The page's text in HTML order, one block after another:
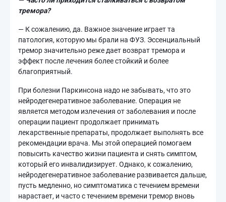
тремора?
— К сожалению, да. Важное значение играет та
патология, которую мы брали на ФУЗ. Эссенциальный
тремор значительно реже дает возврат тремора и
эффект после лечения более стойкий и более
благоприятный.
При болезни Паркинсона надо не забывать, что это
нейродегенеративное заболевание. Операция не
является методом излечения от заболевания и после
операции пациент продолжает принимать
лекарственные препараты, продолжает выполнять все
рекомендации врача. Мы этой операцией помогаем
повысить качество жизни пациента и снять симптом,
который его инвалидизирует. Однако, к сожалению,
нейродегенеративное заболевание развивается дальше,
пусть медленно, но симптоматика с течением времени
нарастает, и часто с течением времени тремор вновь